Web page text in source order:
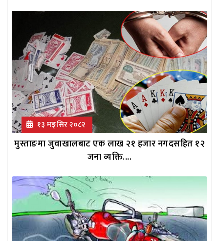
१३ मङ्सिर २०८२
मुस्ताङमा जुवाखालबाट एक लाख २१ हजार नगदसहित १२
जना व्यक्ति....